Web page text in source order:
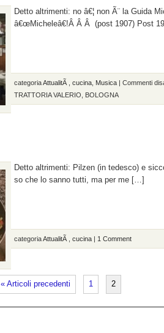
Detto altrimenti: no â€¦ non Ã¨ la Guida
â€œMicheleâ€!Â Â Â (post 1907) Post
categoriaAttualitÃ cucina Musica | Commenti
TRATTORIA VALERIO, BOLOGNA
Detto altrimenti: Pilzen (in tedesco) e
so che lo sanno tutti, ma per me […]
categoriaAttualitÃ cucina | 1 Comment
« Articoli precedenti 1 2